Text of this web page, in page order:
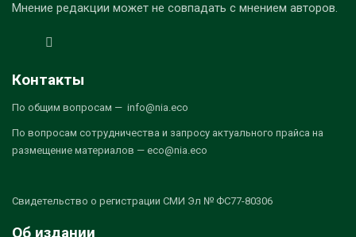
Мнение редакции может не совпадать с мнением авторов.
Контакты
По общим вопросам — info@nia.eco
По вопросам сотрудничества и запросу актуального прайса на
размещение материалов — eco@nia.eco
Свидетельство о регистрации СМИ Эл № ФС77-80306
Об издании